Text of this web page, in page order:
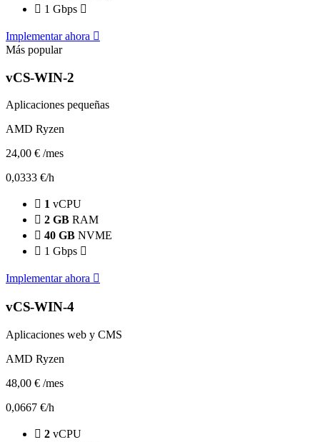
1 Gbps
Implementar ahora
Más popular
vCS-WIN-2
Aplicaciones pequeñas
AMD Ryzen
24,00 € /mes
0,0333 €/h
1 vCPU
2 GB RAM
40 GB NVME
1 Gbps
Implementar ahora
vCS-WIN-4
Aplicaciones web y CMS
AMD Ryzen
48,00 € /mes
0,0667 €/h
2 vCPU